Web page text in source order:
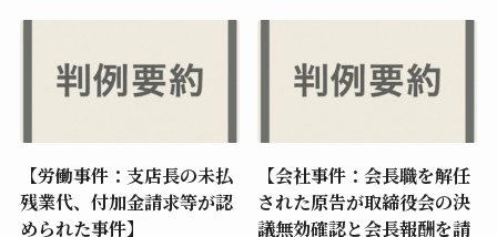
【労働事件：支店長の未払
残業代、付加金請求等が認
められた事件】
【会社事件：会長職を解任
された原告が取締役会の決
議無効確認と会長報酬を請